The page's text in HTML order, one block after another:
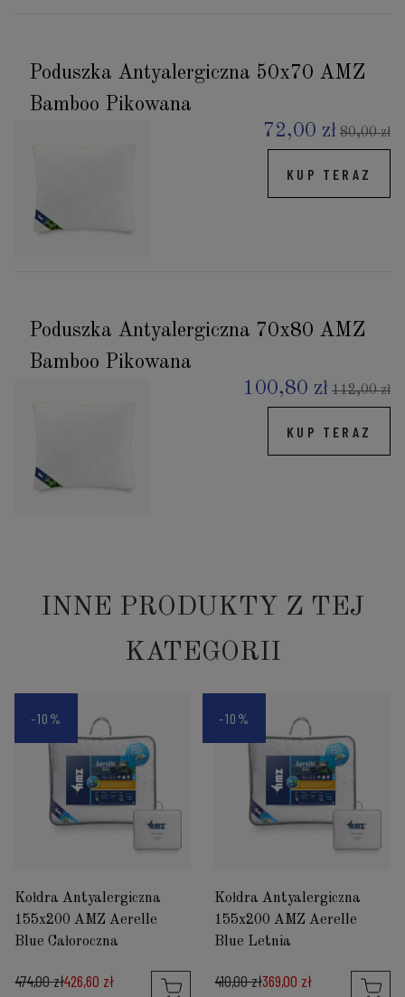
Poduszka Antyalergiczna 50x70 AMZ
Bamboo Pikowana
72,00 zł 80,00 zł
KUP TERAZ
Poduszka Antyalergiczna 70x80 AMZ
Bamboo Pikowana
100,80 zł 112,00 zł
KUP TERAZ
INNE PRODUKTY Z TEJ
KATEGORII
Kołdra Antyalergiczna
155x200 AMZ Aerelle
Blue Całoroczna
474,00 zł426,60 zł
-10%
Kołdra Antyalergiczna
155x200 AMZ Aerelle
Blue Letnia
410,00 zł369,00 zł
-10%